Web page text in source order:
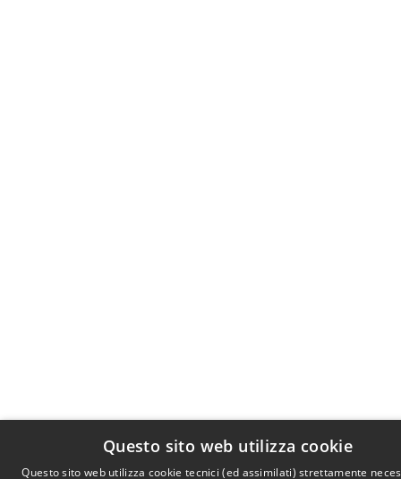
Questo sito web utilizza cookie
Questo sito web utilizza cookie tecnici (ed assimilati) strettamente